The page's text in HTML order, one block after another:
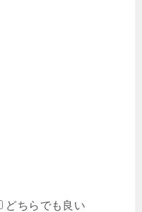
どちらでも良い